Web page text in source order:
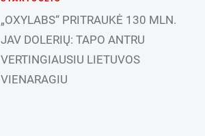
„OXYLABS“ PRITRAUKĖ 130 MLN.
JAV DOLERIŲ: TAPO ANTRU
VERTINGIAUSIU LIETUVOS
VIENARAGIU